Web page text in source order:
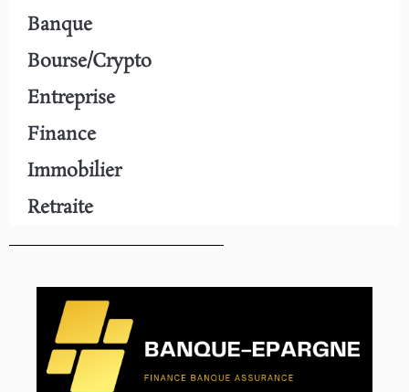
Banque
Bourse/crypto
Entreprise
Finance
Immobilier
Retraite